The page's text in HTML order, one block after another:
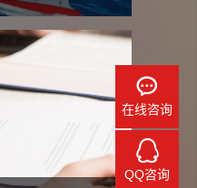
在线咨询
QQ咨询